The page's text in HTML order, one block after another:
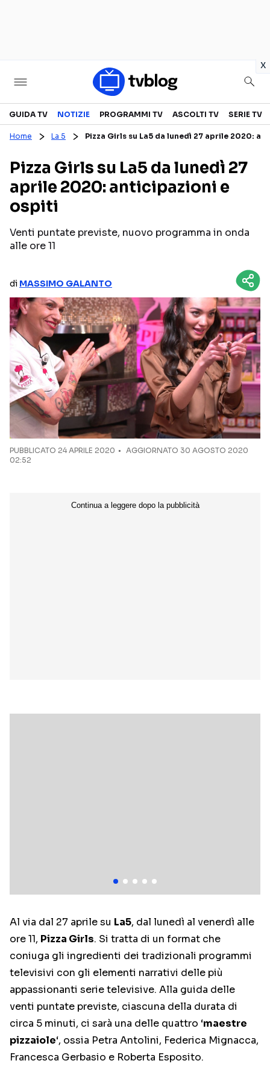
x
Televisione
CANALI TV
PROGRAMMI TV
PERSONAGGI TV
SERIE TV
REALITY SHOW
NETFLIX
AMAZON PRIME VIDEO
DISNEY+
RAIPLAY
DAZN
PARAMOUNT+
Categorie
NOTIZIE
ANTEPRIME
INTERVISTE
RUBRICHE
GUIDA TV NOTIZIE PROGRAMMI TV ASCOLTI TV SERIE TV
Home La 5 Pizza Girls su La5 da lunedì 27 aprile 2020:
Pizza Girls su La5 da lunedì 27
aprile 2020: anticipazioni e
ospiti
Venti puntate previste, nuovo programma in onda
alle ore 11
di MASSIMO GALANTO
PUBBLICATO 24 APRILE 2020
AGGIORNATO 30 AGOSTO 2020
02:52
Al via dal 27 aprile su La5, dal lunedì al venerdì alle
ore 11, Pizza Girls. Si tratta di un format che
coniuga gli ingredienti dei tradizionali programmi
televisivi con gli elementi narrativi delle più
appassionanti serie televisive. Alla guida delle
venti puntate previste, ciascuna della durata di
circa 5 minuti, ci sarà una delle quattro ‘maestre
pizzaiole‘, ossia Petra Antolini, Federica Mignacca,
Francesca Gerbasio e Roberta Esposito.